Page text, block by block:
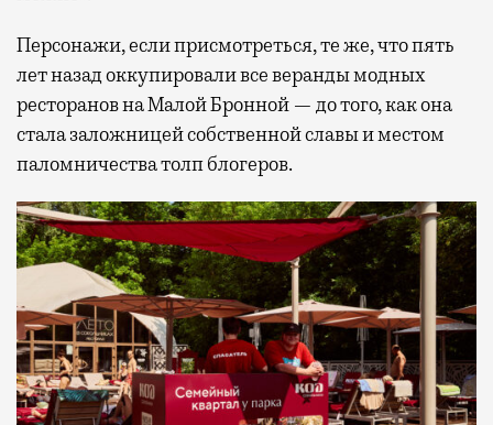
Персонажи, если присмотреться, те же, что пять
лет назад оккупировали все веранды модных
ресторанов на Малой Бронной — до того, как она
стала заложницей собственной славы и местом
паломничества толп блогеров.